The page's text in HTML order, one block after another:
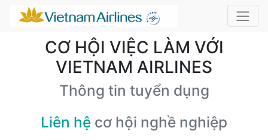
CƠ HỘI VIỆC LÀM VỚI
VIETNAM AIRLINES
Thông tin tuyển dụng
Liên hệ cơ hội nghề nghiệp